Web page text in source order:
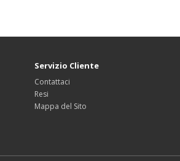
Servizio Cliente
Contattaci
Resi
Mappa del Sito